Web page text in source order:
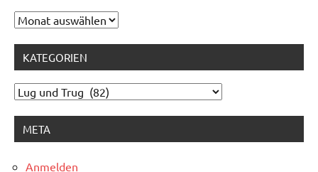
Archiv
KATEGORIEN
Kategorien
META
Anmelden